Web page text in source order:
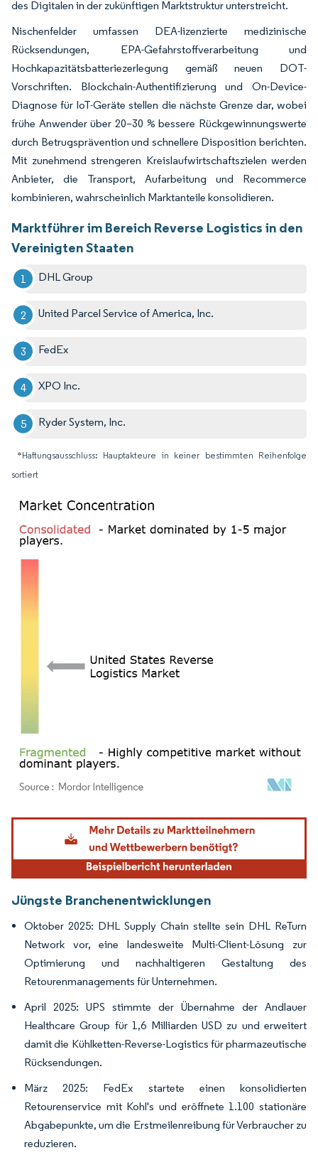
des Digitalen in der zukünftigen Marktstruktur unterstreicht.
Nischenfelder umfassen DEA-lizenzierte medizinische
Rücksendungen, EPA-Gefahrstoffverarbeitung und
Hochkapazitätsbatteriezerlegung gemäß neuen DOT-
Vorschriften. Blockchain-Authentifizierung und On-Device-
Diagnose für IoT-Geräte stellen die nächste Grenze dar, wobei
frühe Anwender über 20–30 % bessere Rückgewinnungswerte
durch Betrugsprävention und schnellere Disposition berichten.
Mit zunehmend strengeren Kreislaufwirtschaftszielen werden
Anbieter, die Transport, Aufarbeitung und Recommerce
kombinieren, wahrscheinlich Marktanteile konsolidieren.
Marktführer im Bereich Reverse Logistics in den
Vereinigten Staaten
DHL Group
United Parcel Service of America, Inc.
FedEx
XPO Inc.
Ryder System, Inc.
*Haftungsausschluss: Hauptakteure in keiner bestimmten Reihenfolge
sortiert
Bild © Mordor Intelligence. Wiederverwendung erfordert Namensnennung gemäß
Jüngste Branchenentwicklungen
Oktober 2025: DHL Supply Chain stellte sein DHL ReTurn
Network vor, eine landesweite Multi-Client-Lösung zur
Optimierung und nachhaltigeren Gestaltung des
Retourenmanagements für Unternehmen.
April 2025: UPS stimmte der Übernahme der Andlauer
Healthcare Group für 1,6 Milliarden USD zu und erweitert
damit die Kühlketten-Reverse-Logistics für pharmazeutische
Rücksendungen.
März 2025: FedEx startete einen konsolidierten
Retourenservice mit Kohl's und eröffnete 1.100 stationäre
Abgabepunkte, um die Erstmeilenreibung für Verbraucher zu
reduzieren.